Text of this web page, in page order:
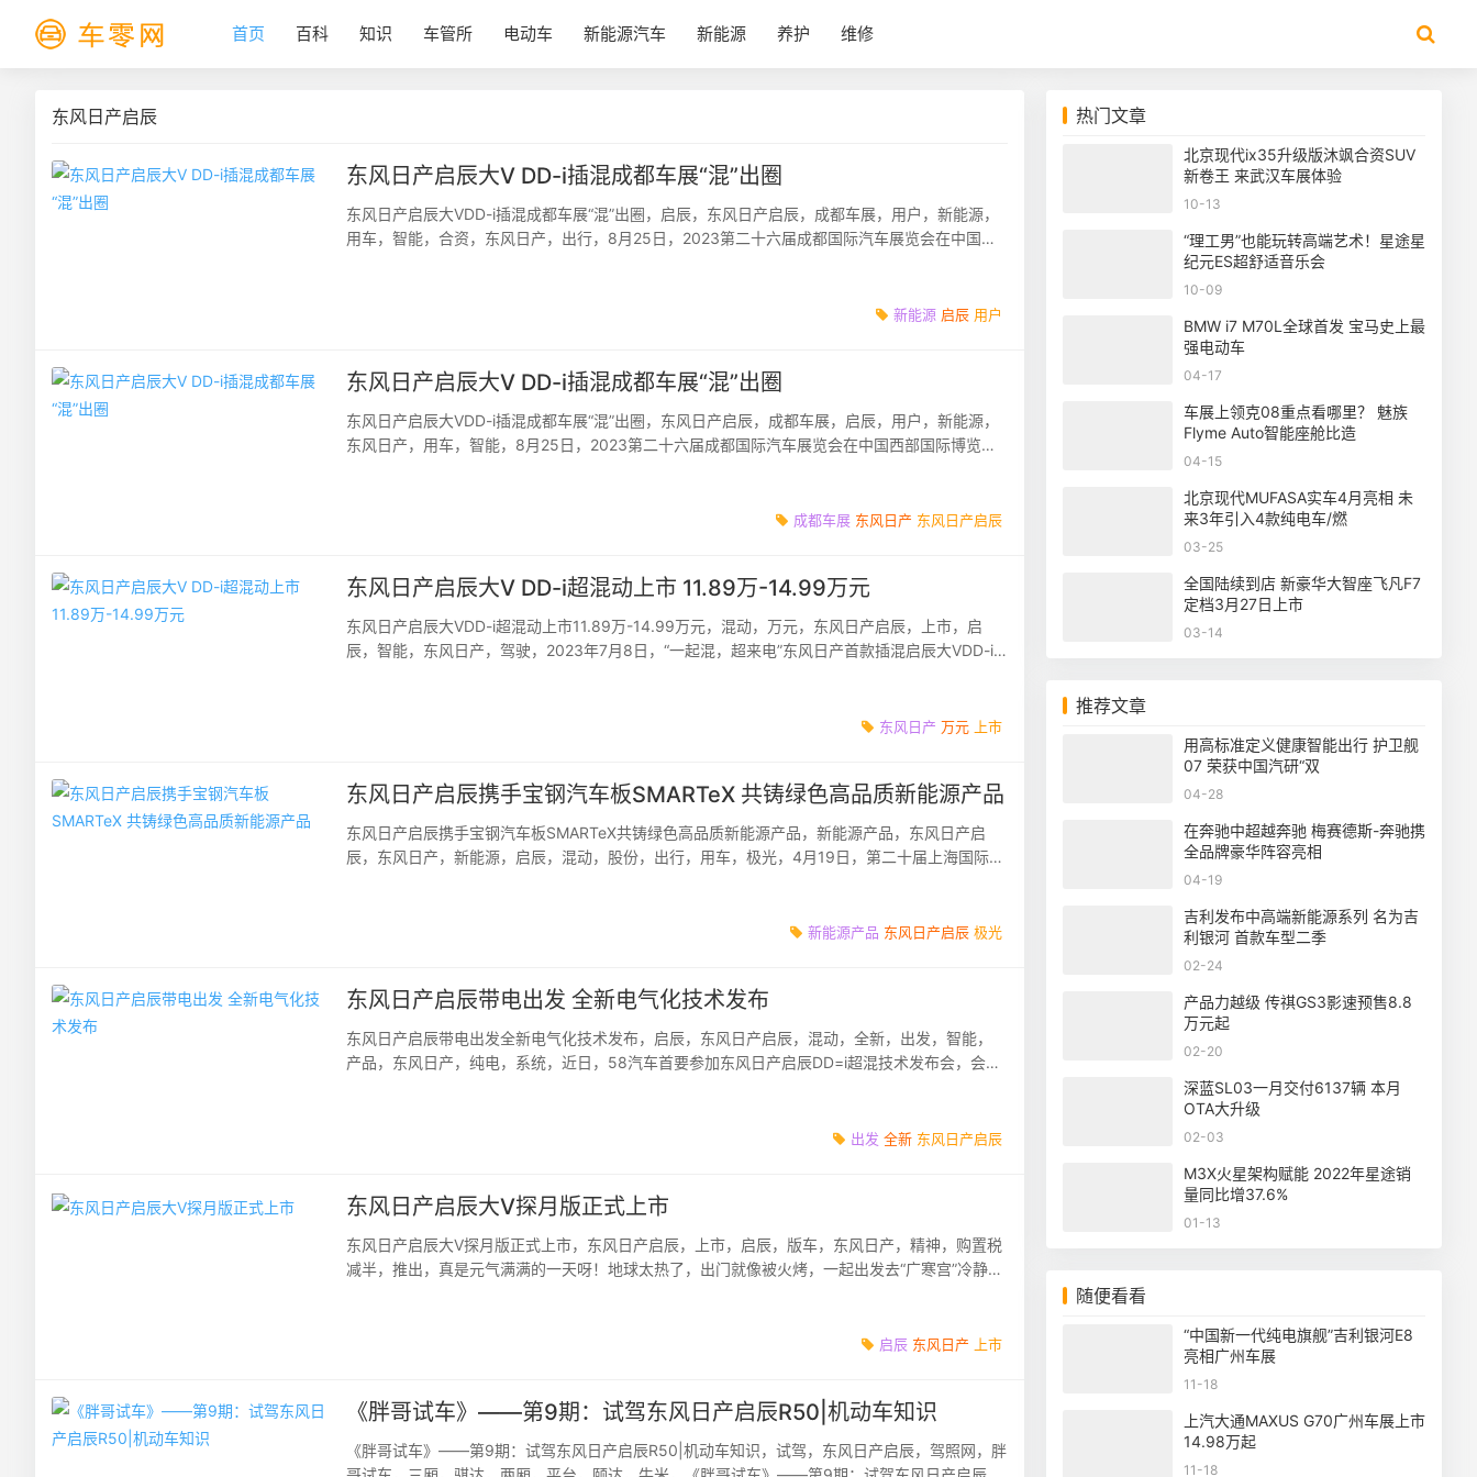
首页 百科 知识 车管所 电动车 新能源汽车 新能源 养护 维修
东风日产启辰
东风日产启辰大V DD-i插混成都车展“混”出圈
东风日产启辰大VDD-i插混成都车展“混”出圈，启辰，东风日产启辰，成都车展，用户，新能源，
用车，智能，合资，东风日产，出行，8月25日，2023第二十六届成都国际汽车展览会在中国西
新能源 启辰 用户
东风日产启辰大V DD-i插混成都车展“混”出圈
东风日产启辰大VDD-i插混成都车展“混”出圈，东风日产启辰，成都车展，启辰，用户，新能源，
东风日产，用车，智能，8月25日，2023第二十六届成都国际汽车展览会在中国西部国际博览城
成都车展 东风日产 东风日产启辰
东风日产启辰大V DD-i超混动上市 11.89万-14.99万元
东风日产启辰大VDD-i超混动上市11.89万-14.99万元，混动，万元，东风日产启辰，上市，启
辰，智能，东风日产，驾驶，2023年7月8日，“一起混，超来电”东风日产首款插混启辰大VDD-i
东风日产 万元 上市
东风日产启辰携手宝钢汽车板SMARTeX 共铸绿色高品质新能源产品
东风日产启辰携手宝钢汽车板SMARTeX共铸绿色高品质新能源产品，新能源产品，东风日产启
辰，东风日产，新能源，启辰，混动，股份，出行，用车，极光，4月19日，第二十届上海国际车
新能源产品 东风日产启辰 极光
东风日产启辰带电出发 全新电气化技术发布
东风日产启辰带电出发全新电气化技术发布，启辰，东风日产启辰，混动，全新，出发，智能，
产品，东风日产，纯电，系统，近日，58汽车首要参加东风日产启辰DD=i超混技术发布会，会中
出发 全新 东风日产启辰
东风日产启辰大V探月版正式上市
东风日产启辰大V探月版正式上市，东风日产启辰，上市，启辰，版车，东风日产，精神，购置税
减半，推出，真是元气满满的一天呀！地球太热了，出门就像被火烤，一起出发去“广寒宫”冷静一
启辰 东风日产 上市
《胖哥试车》——第9期：试驾东风日产启辰R50|机动车知识
《胖哥试车》——第9期：试驾东风日产启辰R50|机动车知识，试驾，东风日产启辰，驾照网，胖
热门文章
北京现代ix35升级版沐飒合资SUV
新卷王 来武汉车展体验
10-13
“理工男”也能玩转高端艺术！星途星
纪元ES超舒适音乐会
10-09
BMW i7 M70L全球首发 宝马史上最
强电动车
04-17
车展上领克08重点看哪里？ 魅族
Flyme Auto智能座舱比造
04-15
北京现代MUFASA实车4月亮相 未
来3年引入4款纯电车/燃
03-25
全国陆续到店 新豪华大智座飞凡F7
定档3月27日上市
03-14
推荐文章
用高标准定义健康智能出行 护卫舰
07 荣获中国汽研“双
04-28
在奔驰中超越奔驰 梅赛德斯-奔驰携
全品牌豪华阵容亮相
04-19
吉利发布中高端新能源系列 名为吉
利银河 首款车型二季
02-24
产品力越级 传祺GS3影速预售8.8
万元起
02-20
深蓝SL03一月交付6137辆 本月
OTA大升级
02-03
M3X火星架构赋能 2022年星途销
量同比增37.6%
01-13
随便看看
“中国新一代纯电旗舰”吉利银河E8
亮相广州车展
11-18
上汽大通MAXUS G70广州车展上市
14.98万起
11-18